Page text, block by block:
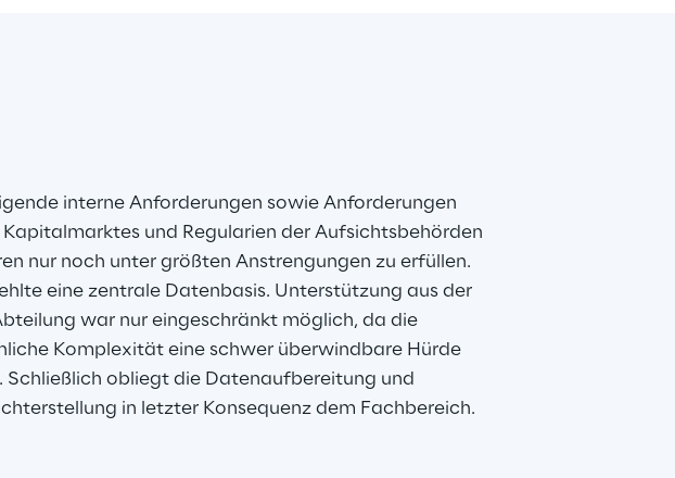
interne Anforderungen sowie Anforderungen
Kapitalmarktes und Regularien der Aufsichtsbehörden
nur noch unter größten Anstrengungen zu erfüllen.
eine zentrale Datenbasis. Unterstützung aus der
war nur eingeschränkt möglich, da die
Komplexität eine schwer überwindbare Hürde
Schließlich obliegt die Datenaufbereitung und
in letzter Konsequenz dem Fachbereich.